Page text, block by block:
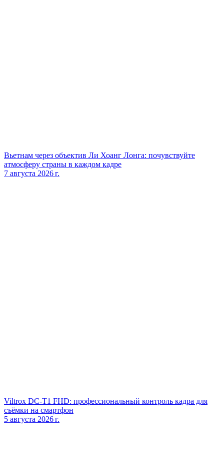
Вьетнам через объектив Ли Хоанг Лонга: почувствуйте
атмосферу страны в каждом кадре
7 августа 2026 г.
Viltrox DC‑T1 FHD: профессиональный контроль кадра для
съёмки на смартфон
5 августа 2026 г.